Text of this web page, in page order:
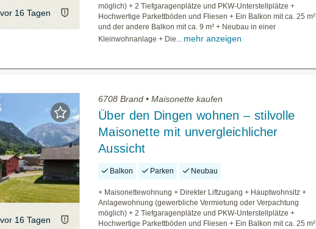
vor 16 Tagen
möglich) + 2 Tiefgaragenplätze und PKW-Unterstellplätze +
Hochwertige Parkettböden und Fliesen + Ein Balkon mit ca. 25 m²
und der andere Balkon mit ca. 9 m² + Neubau in einer
Kleinwohnanlage + Die... mehr anzeigen
vor 16 Tagen
6708 Brand • Maisonette kaufen
Über den Dingen wohnen – stilvolle
Maisonette mit unvergleichlicher
Aussicht
Balkon Parken Neubau
+ Maisonettewohnung + Direkter Liftzugang + Hauptwohnsitz +
Anlagewohnung (gewerbliche Vermietung oder Verpachtung
möglich) + 2 Tiefgaragenplätze und PKW-Unterstellplätze +
Hochwertige Parkettböden und Fliesen + Ein Balkon mit ca. 25 m²